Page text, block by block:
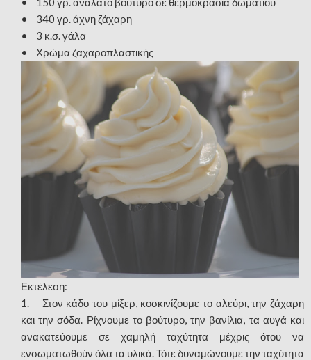
• 340 γρ. άχνη ζάχαρη
• 3 κ.σ. γάλα
• Χρώμα ζαχαροπλαστικής
Εκτέλεση:
1. Στον κάδο του μίξερ, κοσκινίζουμε το αλεύρι, την ζάχαρη
και την σόδα. Ρίχνουμε το βούτυρο, την βανίλια, τα αυγά και
ανακατεύουμε σε χαμηλή ταχύτητα μέχρις ότου να
ενσωματωθούν όλα τα υλικά. Τότε δυναμώνουμε την ταχύτητα